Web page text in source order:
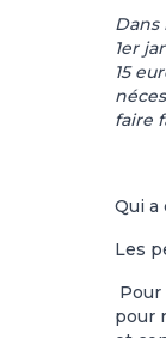
Dans
1er
15
faire
Qui a
Les
Pour
pour